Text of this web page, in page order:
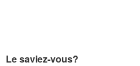
Le saviez-vous?